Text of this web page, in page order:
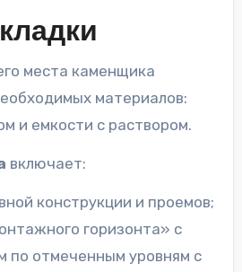
места каменщика
материалов:
и емкости с раствором.
включает:
конструкции и проемов;
горизонта» с
по отмеченным уровням с